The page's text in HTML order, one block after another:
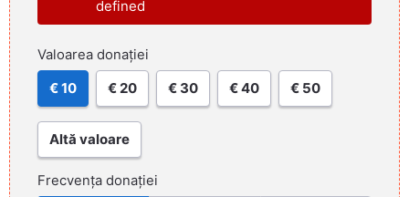
defined
Valoarea donației
€ 10 € 20 € 30 € 40 € 50
Altă valoare
Frecvența donației